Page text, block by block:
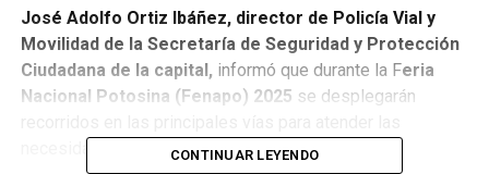
José Adolfo Ortiz Ibáñez, director de Policía Vial y
Movilidad de la Secretaría de Seguridad y Protección
Ciudadana de la capital, informó que durante la Feria
Nacional Potosina (Fenapo) 2025 se desplegarán
necesidades de tránsito que se presenten.
CONTINUAR LEYENDO